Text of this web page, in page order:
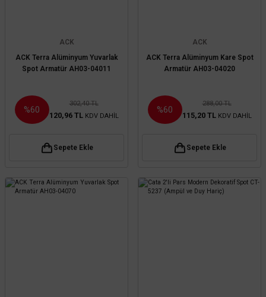
ACK
ACK Terra Alüminyum Yuvarlak
Spot Armatür AH03-04011
%60
302,40 TL
120,96 TL KDV DAHİL
Sepete Ekle
ACK
ACK Terra Alüminyum Kare Spot
Armatür AH03-04020
%60
288,00 TL
115,20 TL KDV DAHİL
Sepete Ekle